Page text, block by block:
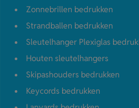
Zonnebrillen bedrukken
Strandballen bedrukken
Sleutelhanger Plexiglas
Houten sleutelhangers
Skipashouders bedrukken
Keycords bedrukken